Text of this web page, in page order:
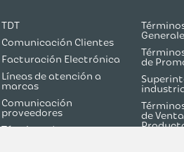
TDT
Comunicación Clientes
Facturación Electrónica
Líneas de atención a
marcas
Comunicación
proveedores
Términos de
de
de